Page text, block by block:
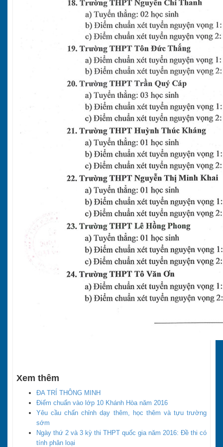
Xem thêm
ĐA TRÍ THÔNG MINH
Điểm chuẩn vào lớp 10 Khánh Hòa năm 2016
Yêu cầu chấn chỉnh dạy thêm, học thêm và tựu trường
sớm
Ngày thứ 2 và 3 kỳ thi THPT quốc gia năm 2016: Đề thi có
tính phân loại